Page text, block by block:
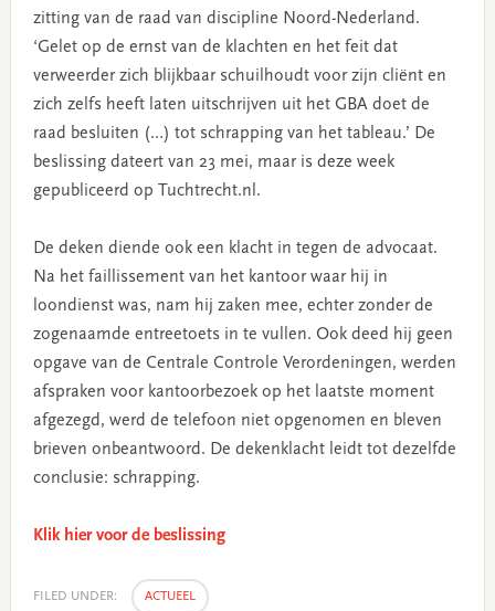
zitting van de raad van discipline Noord-Nederland.
‘Gelet op de ernst van de klachten en het feit dat
verweerder zich blijkbaar schuilhoudt voor zijn cliënt en
zich zelfs heeft laten uitschrijven uit het GBA doet de
raad besluiten (…) tot schrapping van het tableau.’ De
beslissing dateert van 23 mei, maar is deze week
gepubliceerd op Tuchtrecht.nl.
De deken diende ook een klacht in tegen de advocaat.
Na het faillissement van het kantoor waar hij in
loondienst was, nam hij zaken mee, echter zonder de
zogenaamde entreetoets in te vullen. Ook deed hij geen
opgave van de Centrale Controle Verordeningen, werden
afspraken voor kantoorbezoek op het laatste moment
afgezegd, werd de telefoon niet opgenomen en bleven
brieven onbeantwoord. De dekenklacht leidt tot dezelfde
conclusie: schrapping.
Klik hier voor de beslissing
FILED UNDER: ACTUEEL